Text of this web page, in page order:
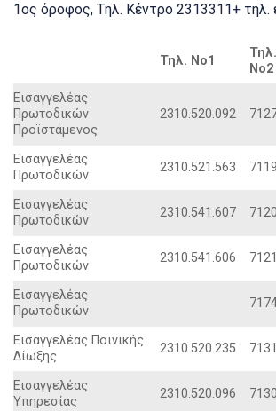
1ος όροφος, Tηλ. Kέντρο 2313311+ τηλ.
Τηλ. Νο1
Τηλ.
Νο2
Eισαγγελέας
Πρωτοδικών
Προϊστάμενος
2310.520.092
Eισαγγελέας
Πρωτοδικών
2310.521.563 7119
Eισαγγελέας
Πρωτοδικών
2310.541.607 7120
Eισαγγελέας
Πρωτοδικών
2310.541.606 7121
Eισαγγελέας
Πρωτοδικών
Eισαγγελέας Ποινικής
Δίωξης
2310.520.235 7131
Eισαγγελέας
Yπηρεσίας
2310.520.096 7130